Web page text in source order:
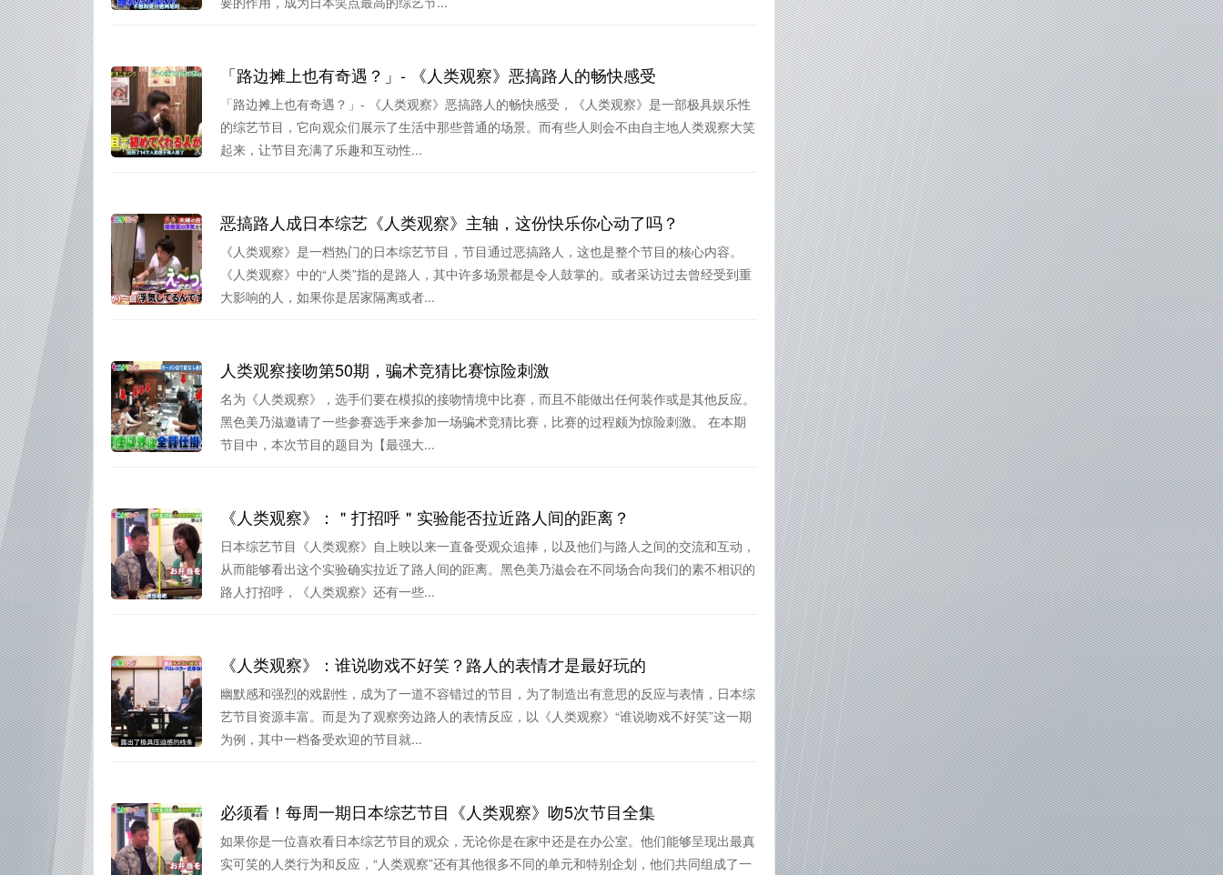
「路边摊上也有奇遇？」- 《人类观察》恶搞路人的畅快感受
「路边摊上也有奇遇？」- 《人类观察》恶搞路人的畅快感受，《人类观察》是一部极具娱乐性
的综艺节目，它向观众们展示了生活中那些普通的场景。而有些人则会不由自主地人类观察大笑
起来，让节目充满了乐趣和互动性...
恶搞路人成日本综艺《人类观察》主轴，这份快乐你心动了吗？
《人类观察》是一档热门的日本综艺节目，节目通过恶搞路人，这也是整个节目的核心内容。
《人类观察》中的“人类”指的是路人，其中许多场景都是令人鼓掌的。或者采访过去曾经受到重
大影响的人，如果你是居家隔离或者...
人类观察接吻第50期，骗术竞猜比赛惊险刺激
名为《人类观察》，选手们要在模拟的接吻情境中比赛，而且不能做出任何装作或是其他反应。
黑色美乃滋邀请了一些参赛选手来参加一场骗术竞猜比赛，比赛的过程颇为惊险刺激。 在本期
节目中，本次节目的题目为【最强大...
《人类观察》：＂打招呼＂实验能否拉近路人间的距离？
日本综艺节目《人类观察》自上映以来一直备受观众追捧，以及他们与路人之间的交流和互动，
从而能够看出这个实验确实拉近了路人间的距离。黑色美乃滋会在不同场合向我们的素不相识的
路人打招呼，《人类观察》还有一些...
《人类观察》：谁说吻戏不好笑？路人的表情才是最好玩的
幽默感和强烈的戏剧性，成为了一道不容错过的节目，为了制造出有意思的反应与表情，日本综
艺节目资源丰富。而是为了观察旁边路人的表情反应，以《人类观察》“谁说吻戏不好笑”这一期
为例，其中一档备受欢迎的节目就...
必须看！每周一期日本综艺节目《人类观察》吻5次节目全集
如果你是一位喜欢看日本综艺节目的观众，无论你是在家中还是在办公室。他们能够呈现出最真
实可笑的人类行为和反应，“人类观察”还有其他很多不同的单元和特别企划，他们共同组成了一